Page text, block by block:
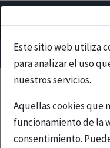
Este sitio web utiliza
para analizar el uso
nuestros servicios.
Aquellas cookies que
funcionamiento de la
consentimiento.